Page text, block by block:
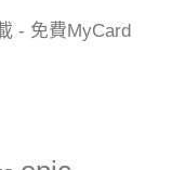
- 免費MyCard